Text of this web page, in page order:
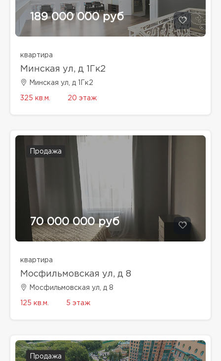
189 000 000 руб
квартира
Минская ул, д 1Гк2
Минская ул, д 1Гк2
325 кв.м. 20 этаж
Продажа
70 000 000 руб
квартира
Мосфильмовская ул, д 8
Мосфильмовская ул, д 8
125 кв.м. 5 этаж
Продажа